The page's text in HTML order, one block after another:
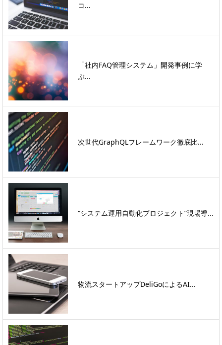
コ...
「社内FAQ管理システム」開発事例に学
ぶ...
次世代GraphQLフレームワーク徹底比...
“システム運用自動化プロジェクト”現場導...
物流スタートアップDeliGoによるAI...